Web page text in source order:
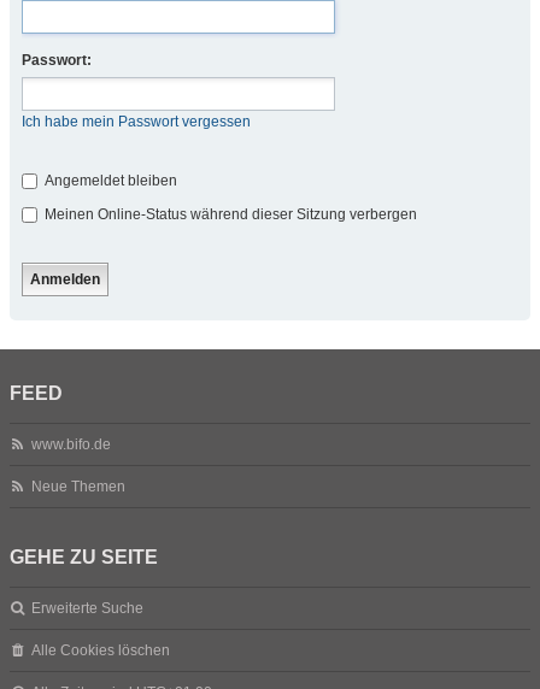
Passwort:
Ich habe mein Passwort vergessen
Angemeldet bleiben
Meinen Online-Status während dieser Sitzung verbergen
FEED
www.bifo.de
Neue Themen
GEHE ZU SEITE
Erweiterte Suche
Alle Cookies löschen